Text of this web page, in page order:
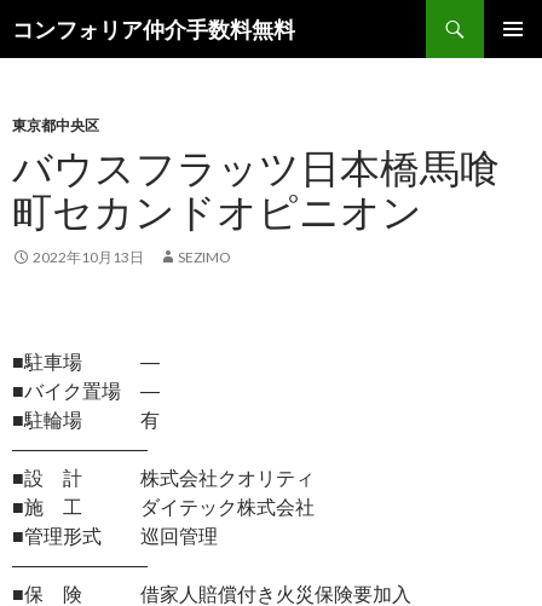
コンフォリア仲介手数料無料
索
ン
へ
ス
キ
ッ
東京都中央区
バウスフラッツ日本橋馬喰
町セカンドオピニオン
2022年10月13日 SEZIMO
■駐車場 ―
■バイク置場 ―
■駐輪場 有
―――――――
■設 計 株式会社クオリティ
■施 工 ダイテック株式会社
■管理形式 巡回管理
―――――――
■保 険 借家人賠償付き火災保険要加入